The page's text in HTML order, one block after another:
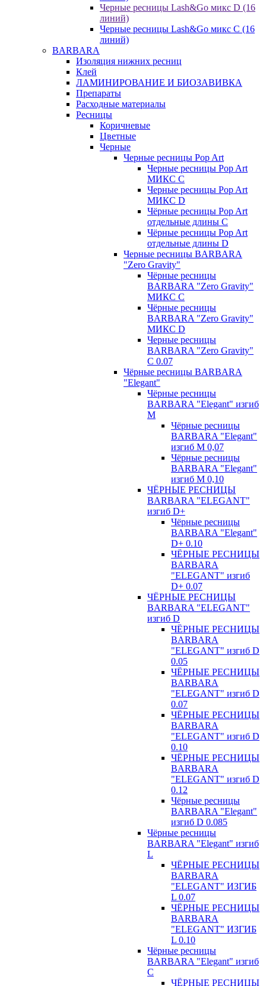
Черные ресницы Lash&Go микс D (16
линий)
Черные ресницы Lash&Go микс C (16
линий)
BARBARA
Изоляция нижних ресниц
Клей
ЛАМИНИРОВАНИЕ И БИОЗАВИВКА
Препараты
Расходные материалы
Ресницы
Коричневые
Цветные
Черные
Черные ресницы Pop Art
Черные ресницы Pop Art
МИКС C
Черные ресницы Pop Art
МИКС D
Чёрные ресницы Pop Art
отдельные длины С
Чёрные ресницы Pop Art
отдельные длины D
Черные ресницы BARBARA
"Zero Gravity"
Чёрные ресницы
BARBARA "Zero Gravity"
МИКС C
Чёрные ресницы
BARBARA "Zero Gravity"
МИКС D
Черные ресницы
BARBARA "Zero Gravity"
С 0.07
Чёрные ресницы BARBARA
"Elegant"
Чёрные ресницы
BARBARA "Elegant" изгиб
М
Чёрные ресницы
BARBARA "Elegant"
изгиб М 0,07
Чёрные ресницы
BARBARA "Elegant"
изгиб М 0,10
ЧЁРНЫЕ РЕСНИЦЫ
BARBARA "ELEGANT"
изгиб D+
Чёрные ресницы
BARBARA "Elegant"
D+ 0.10
ЧЁРНЫЕ РЕСНИЦЫ
BARBARA
"ELEGANT" изгиб
D+ 0.07
ЧЁРНЫЕ РЕСНИЦЫ
BARBARA "ELEGANT"
изгиб D
ЧЁРНЫЕ РЕСНИЦЫ
BARBARA
"ELEGANT" изгиб D
0.05
ЧЁРНЫЕ РЕСНИЦЫ
BARBARA
"ELEGANT" изгиб D
0.07
ЧЁРНЫЕ РЕСНИЦЫ
BARBARA
"ELEGANT" изгиб D
0.10
ЧЁРНЫЕ РЕСНИЦЫ
BARBARA
"ELEGANT" изгиб D
0.12
Чёрные ресницы
BARBARA "Elegant"
изгиб D 0.085
Чёрные ресницы
BARBARA "Elegant" изгиб
L
ЧЁРНЫЕ РЕСНИЦЫ
BARBARA
"ELEGANT" ИЗГИБ
L 0.07
ЧЁРНЫЕ РЕСНИЦЫ
BARBARA
"ELEGANT" ИЗГИБ
L 0.10
Чёрные ресницы
BARBARA "Elegant" изгиб
С
ЧЁРНЫЕ РЕСНИЦЫ